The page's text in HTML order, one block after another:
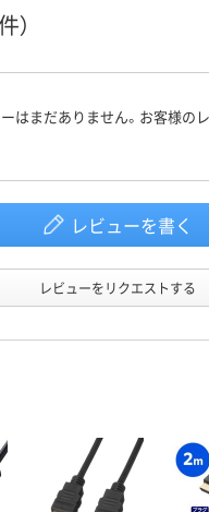
）
はまだありません。お客様の
レビューを書く
レビューをリクエストする